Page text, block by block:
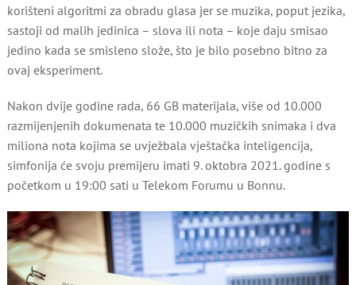
korišteni algoritmi za obradu glasa jer se muzika, poput jezika,
sastoji od malih jedinica – slova ili nota – koje daju smisao
jedino kada se smisleno slože, što je bilo posebno bitno za
ovaj eksperiment.
Nakon dvije godine rada, 66 GB materijala, više od 10.000
razmijenjenih dokumenata te 10.000 muzičkih snimaka i dva
miliona nota kojima se uvježbala vještačka inteligencija,
simfonija će svoju premijeru imati 9. oktobra 2021. godine s
početkom u 19:00 sati u Telekom Forumu u Bonnu.